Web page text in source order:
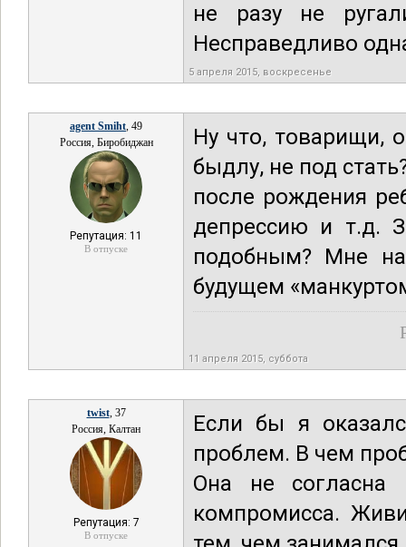
не разу не
Несправедливо
5 апреля 2015, воскресенье
agent Smiht, 49
Россия, Биробиджан
Репутация: 11
В отпуске
Ну что, товарищи,
быдлу, не под
после рождения
депрессию и т.д.
подобным? Мне
будущем
11 апреля 2015, суббота
twist, 37
Россия, Калтан
Репутация: 7
В отпуске
Если бы я
проблем. В чем
Она не
компромисса.